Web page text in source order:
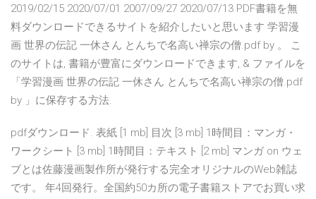
2019/02/15 2020/07/01 2007/09/27 2020/07/13 PDF書籍を無
料ダウンロードできるサイトを紹介したいと思います 学習漫
画 世界の伝記 一休さん とんちで名高い禅宗の僧.pdf by 。 こ
のサイトは, 書籍が豊富にダウンロードできます, & ファイルを
「学習漫画 世界の伝記 一休さん とんちで名高い禅宗の僧.pdf
by 」に保存する方法.
pdfダウンロード. 表紙 [1 mb] 目次 [3 mb] 1時間目：マンガ・
ワークシート [3 mb] 1時間目：テキスト [2 mb] マンガ on ウェ
ブとは佐藤漫画製作所が発行する完全オリジナルのWeb雑誌
です。 年4回発行。全国約50カ所の電子書籍ストアでお買い求